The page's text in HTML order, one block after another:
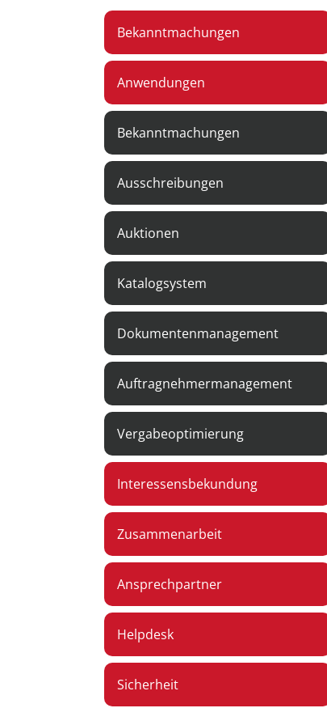
Bekanntmachungen
Anwendungen
Bekanntmachungen
Ausschreibungen
Auktionen
Katalogsystem
Dokumentenmanagement
Auftragnehmermanagement
Vergabeoptimierung
Interessensbekundung
Zusammenarbeit
Ansprechpartner
Helpdesk
Sicherheit